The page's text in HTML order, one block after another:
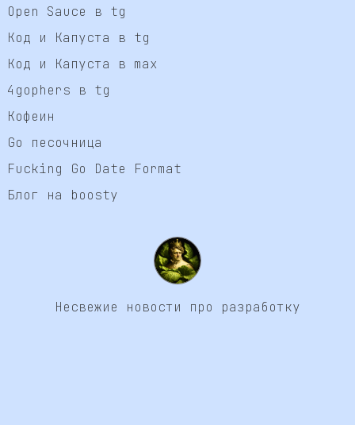
Open Sauce в tg
Код и Капуста в tg
Код и Капуста в max
4gophers в tg
Кофеин
Go песочница
Fucking Go Date Format
Блог на boosty
Несвежие новости про разработку